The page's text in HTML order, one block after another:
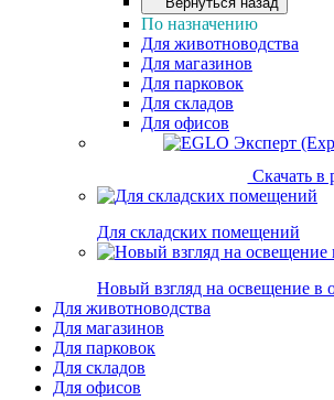
По назначению
Для животноводства
Для магазинов
Для парковок
Для складов
Для офисов
Скачать в
Для складских помещений
Новый взгляд на освещение в
Для животноводства
Для магазинов
Для парковок
Для складов
Для офисов